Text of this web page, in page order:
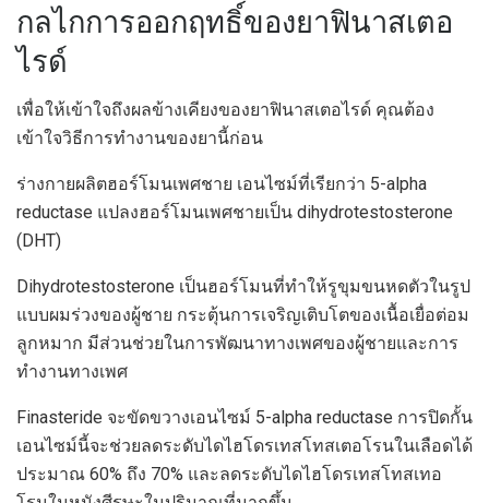
กลไกการออกฤทธิ์ของยาฟินาสเตอ
ไรด์
เพื่อให้เข้าใจถึงผลข้างเคียงของยาฟินาสเตอไรด์ คุณต้อง
เข้าใจวิธีการทำงานของยานี้ก่อน
ร่างกายผลิตฮอร์โมนเพศชาย เอนไซม์ที่เรียกว่า 5-alpha
reductase แปลงฮอร์โมนเพศชายเป็น dihydrotestosterone
(DHT)
Dihydrotestosterone เป็นฮอร์โมนที่ทำให้รูขุมขนหดตัวในรูป
แบบผมร่วงของผู้ชาย กระตุ้นการเจริญเติบโตของเนื้อเยื่อต่อม
ลูกหมาก มีส่วนช่วยในการพัฒนาทางเพศของผู้ชายและการ
ทำงานทางเพศ
Finasteride จะขัดขวางเอนไซม์ 5-alpha reductase การปิดกั้น
เอนไซม์นี้จะช่วยลดระดับไดไฮโดรเทสโทสเตอโรนในเลือดได้
ประมาณ 60% ถึง 70% และลดระดับไดไฮโดรเทสโทสเทอ